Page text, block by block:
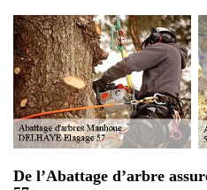
De l’Abattage d’arbre